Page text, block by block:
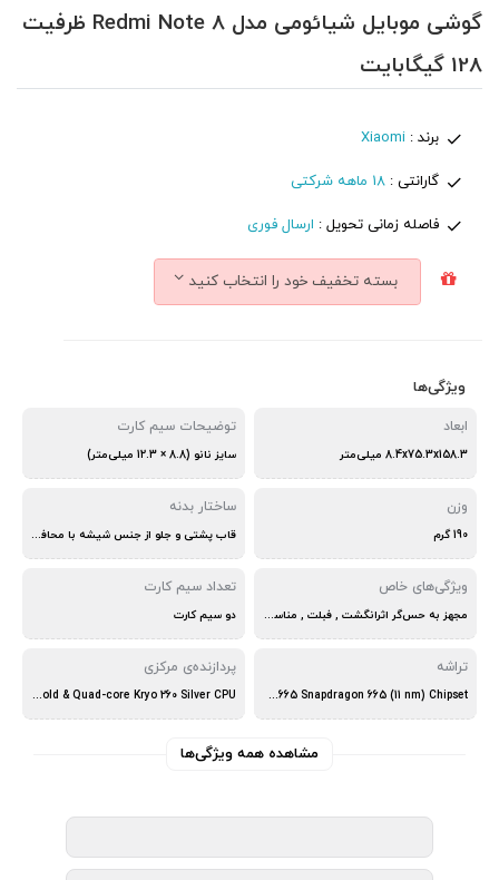
گوشی موبایل شیائومی مدل Redmi Note 8 ظرفیت
128 گیگابایت
برند :Xiaomi
گارانتی :18 ماهه شرکتی
فاصله زمانی تحویل : ارسال فوری
بسته تخفیف خود را انتخاب کنید
ویژگی‌ها
ابعاد
8.4x75.3x158.3 میلی‌متر
توضیحات سیم کارت
سایز نانو (8.8 × 12.3 میلی‌متر)
وزن
190 گرم
ساختار بدنه
قاب پشتی و جلو از جنس شیشه با محافظت Gorilla Glass 5
ویژگی‌های خاص
مجهز به حس‌گر اثرانگشت , فبلت , مناسب عکاسی , مناسب بازی
تعداد سیم کارت
دو سیم کارت
تراشه
Qualcomm SDM665 Snapdragon 665 (11 nm) Chipset
پردازنده‌ی مرکزی
Quad-core Kryo 260 Gold & Quad-core Kryo 260 Silver CPU
مشاهده همه ویژگی‌ها